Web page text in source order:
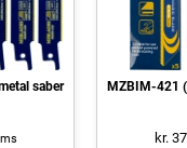
saber
MZBIM-421
kr.